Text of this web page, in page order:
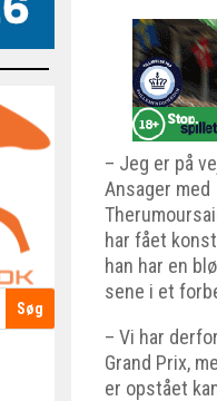
– Jeg er på
Ansager med
har fået
han har en
sene i et
– Vi har
Grand Prix,
er opstået